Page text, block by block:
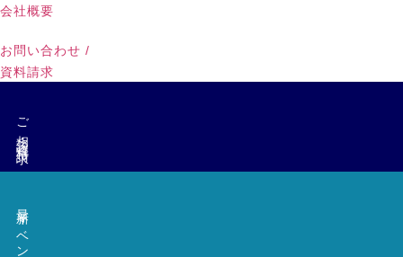
会社概要
お問い合わせ /
資料請求
ご相談・資料請求
最新イベント